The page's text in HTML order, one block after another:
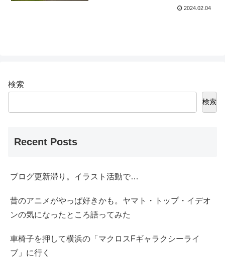
2024.02.04
検索
検索
Recent Posts
ブログ更新滞り。イラスト活動で…
昔のアニメがやっぱ好きかも。ヤマト・トップ・イデオ
ンの気になったところ語ってみた
車椅子を押して横浜の「マクロスFギャラクシーライ
ブ」に行く